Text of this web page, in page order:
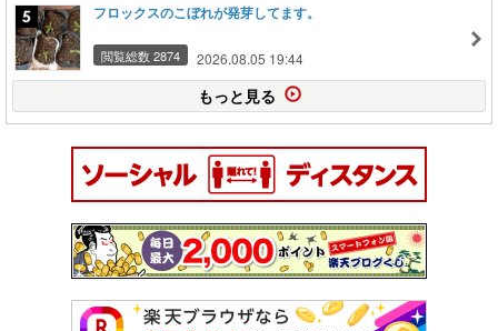
フロックスのこぼれが発芽してます。
閲覧総数 2874 2026.08.05 19:44
もっと見る